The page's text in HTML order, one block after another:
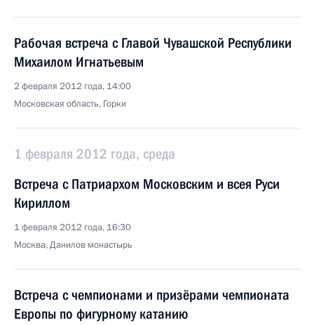
Рабочая встреча с Главой Чувашской Республики
Михаилом Игнатьевым
2 февраля 2012 года, 14:00
Московская область, Горки
1 февраля 2012 года, среда
Встреча с Патриархом Московским и всея Руси
Кириллом
1 февраля 2012 года, 16:30
Москва, Данилов монастырь
Встреча с чемпионами и призёрами чемпионата
Европы по фигурному катанию